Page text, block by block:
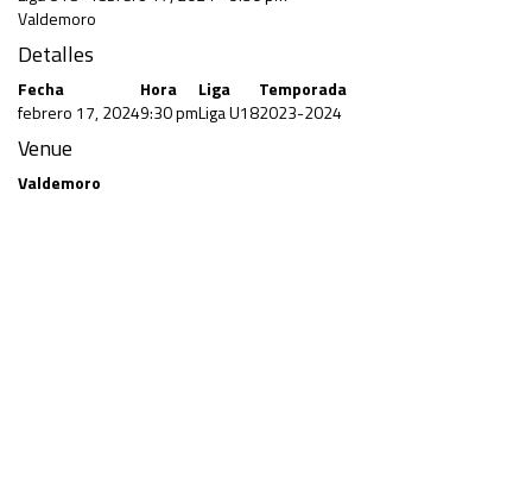
Valdemoro
Detalles
Fecha Hora Liga
Temporada
febrero 17, 20249:30 pmLiga U182023-2024
Venue
Valdemoro